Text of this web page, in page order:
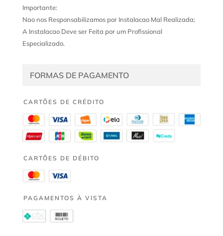
Importante:
Nao nos Responsabilizamos por Instalacao Mal Realizada;
A Instalacao Deve ser Feita por um Profissional
Especializado.
FORMAS DE PAGAMENTO
CARTÕES DE CRÉDITO
CARTÕES DE DÉBITO
PAGAMENTOS À VISTA